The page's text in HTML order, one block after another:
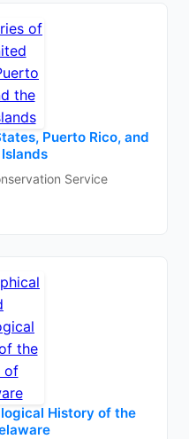
Puerto Rico, and
Service
History of the